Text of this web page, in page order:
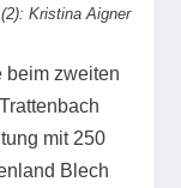
Kristina Aigner
beim zweiten
mit 250
Blech